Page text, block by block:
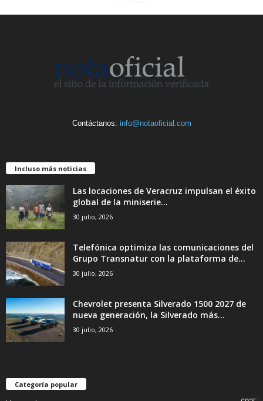
Contáctanos: info@notaoficial.com
Incluso más noticias
Las locaciones de Veracruz impulsan el éxito
global de la miniserie...
30 julio, 2026
Telefónica optimiza las comunicaciones del
Grupo Transnatur con la plataforma de...
30 julio, 2026
Chevrolet presenta Silverado 1500 2027 de
nueva generación, la Silverado más...
30 julio, 2026
Categoría popular